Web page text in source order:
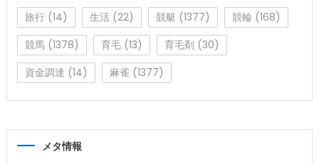
旅行(14) 生活(22) 競艇 (1377) 競輪 (168)
競馬(1378) 育毛(13) 育毛剤 (30)
資金調達 (14) 麻雀 (1377)
メタ情報